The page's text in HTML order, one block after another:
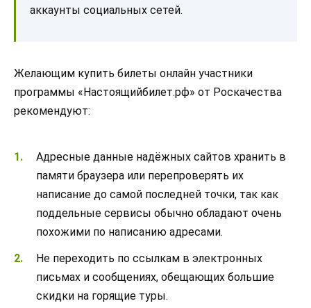
аккаунты социальных сетей.
Желающим купить билеты онлайн участники
программы «Настоящийбилет.рф» от Роскачества
рекомендуют:
Адресные данные надёжных сайтов хранить в
памяти браузера или перепроверять их
написание до самой последней точки, так как
поддельные сервисы обычно обладают очень
похожими по написанию адресами.
Не переходить по ссылкам в электронных
письмах и сообщениях, обещающих большие
скидки на горящие туры.